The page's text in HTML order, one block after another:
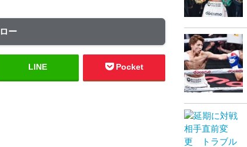
ー
LINE Pocket